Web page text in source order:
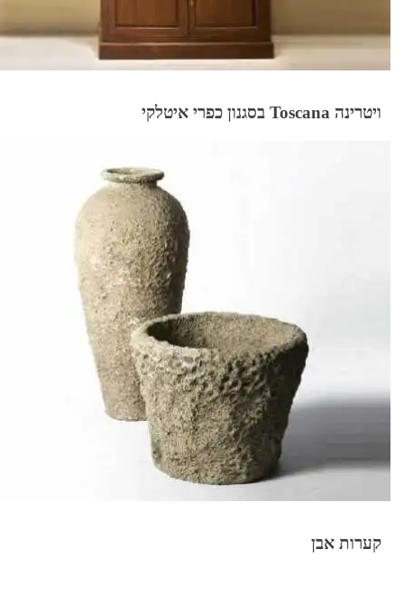
ויטרינה Toscana בסגנון כפרי איטלקי
קערות אבן